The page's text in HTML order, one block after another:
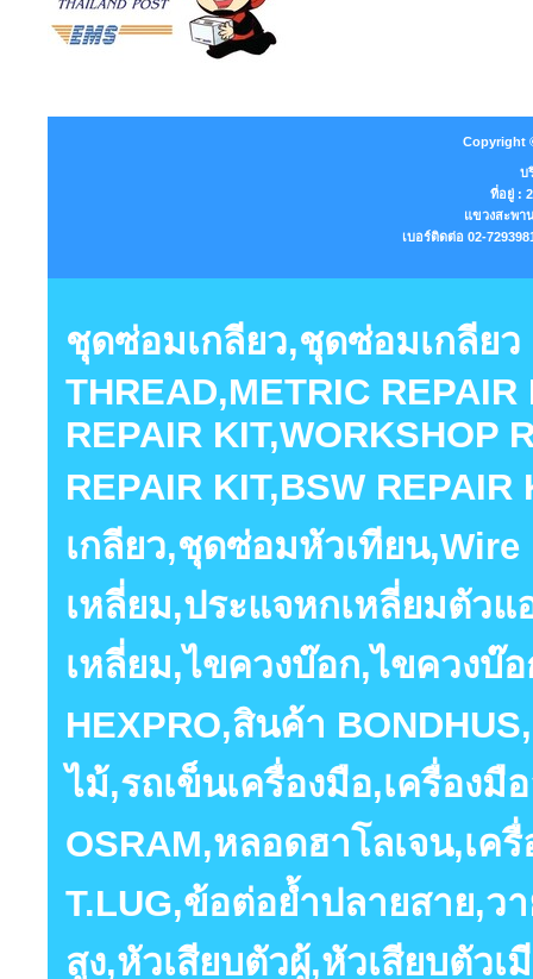
Copyright
บ
ที่อยู่ :
แขวงสะพา
เบอร์ติดต่อ 02-
ชุดซ่อมเกลียว,ชุดซ่อมเกลียว
THREAD,METRIC
REPAIR KIT,WORKSHOP
REPAIR KIT,BSW
เกลียว,ชุดซ่อมหัวเทียน
เหลี่ยม,ประแจหกเหลี่ยมตัว
เหลี่ยม,ไขควงบ๊อก,ไขควงบ๊
HEXPRO,สินค้า
ไม้,รถเข็นเครื่องมือ,เครื่องมื
OSRAM,หลอดฮาโลเจน,เค
T.LUG,ข้อต่อย้ำปลายสาย,
สูง,หัวเสียบตัวผู้,หัวเสียบตัว